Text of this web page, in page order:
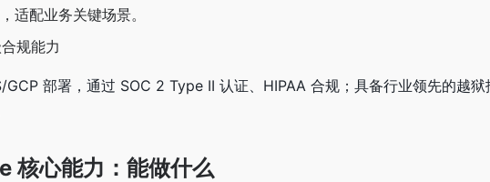
适配业务关键场景。
规能力
GCP 部署，通过 SOC 2 Type II 认证、HIPAA 合规；具备行业领先的越
核心能力：能做什么